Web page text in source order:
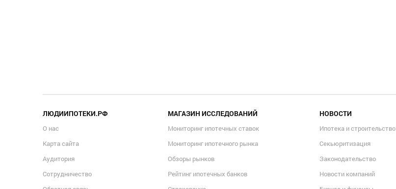
ЛЮДИИПОТЕКИ.РФ
О нас
Карта сайта
Аудитория
Сотрудничество
МАГАЗИН ИССЛЕДОВАНИЙ
Мониторинг ипотечных ставок
Мониторинг ипотечного рынка
Обзоры рынков
Рейтинг ипотечных банков
НОВОСТИ
Ипотека и строительство
Секьюритизация
Законодательство
Новости компаний